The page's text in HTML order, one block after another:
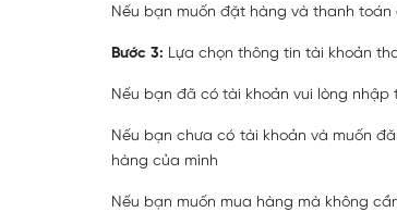
Nếu bạn muốn đặt hàng và thanh
Bước 3: Lựa chọn thông tin tài khoản
Nếu bạn đã có tài khoản vui lòng
Nếu bạn chưa có tài khoản và muốn
hàng của mình
Nếu bạn muốn mua hàng mà không